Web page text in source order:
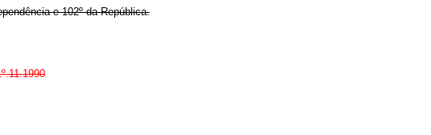
e 102º da República.